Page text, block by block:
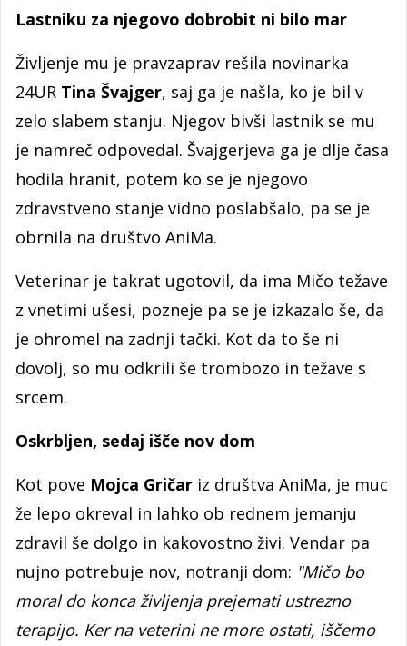
Lastniku za njegovo dobrobit ni bilo mar
Življenje mu je pravzaprav rešila novinarka
24UR Tina Švajger, saj ga je našla, ko je bil v
zelo slabem stanju. Njegov bivši lastnik se mu
je namreč odpovedal. Švajgerjeva ga je dlje časa
hodila hranit, potem ko se je njegovo
zdravstveno stanje vidno poslabšalo, pa se je
obrnila na društvo AniMa.
Veterinar je takrat ugotovil, da ima Mičo težave
z vnetimi ušesi, pozneje pa se je izkazalo še, da
je ohromel na zadnji tački. Kot da to še ni
dovolj, so mu odkrili še trombozo in težave s
srcem.
Oskrbljen, sedaj išče nov dom
Kot pove Mojca Gričar iz društva AniMa, je muc
že lepo okreval in lahko ob rednem jemanju
zdravil še dolgo in kakovostno živi. Vendar pa
nujno potrebuje nov, notranji dom: "Mičo bo
moral do konca življenja prejemati ustrezno
terapijo. Ker na veterini ne more ostati, iščemo